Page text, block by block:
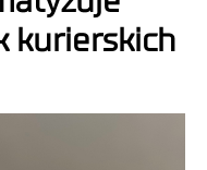
kurierskich